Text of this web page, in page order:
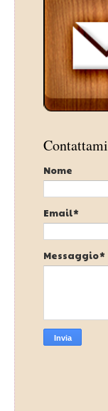
Contattami
Nome
Email*
Messaggio*